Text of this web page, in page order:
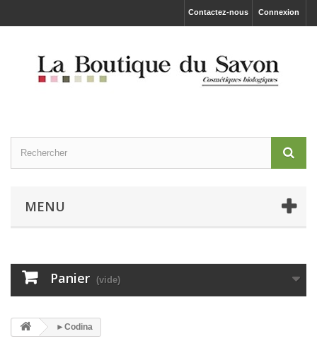
Connexion
Contactez-nous
MENU
Panier (vide)
►Codina